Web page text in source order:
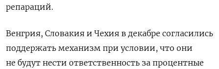
репараций.
Венгрия, Словакия и Чехия в декабре согласились
поддержать механизм при условии, что они
не будут нести ответственность за процентные